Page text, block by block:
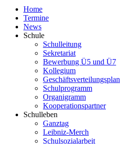
Home
Termine
News
Schule
Schulleitung
Sekretariat
Bewerbung Ü5 und Ü7
Kollegium
Geschäftsverteilungsplan
Schulprogramm
Organigramm
Kooperationspartner
Schulleben
Ganztag
Leibniz-Merch
Schulsozialarbeit